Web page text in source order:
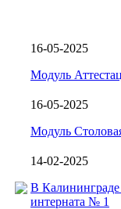
16-05-2025
Модуль
16-05-2025
Модуль
14-02-2025
В
интерната № 1